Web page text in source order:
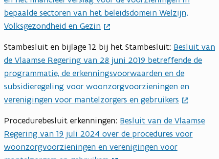
bepaalde sectoren van het beleidsdomein Welzijn,
Volksgezondheid en Gezin
Stambesluit en bijlage 12 bij het Stambesluit: Besluit van
de Vlaamse Regering van 28 juni 2019 betreffende de
programmatie, de erkenningsvoorwaarden en de
subsidieregeling voor woonzorgvoorzieningen en
verenigingen voor mantelzorgers en gebruikers
Procedurebesluit erkenningen: Besluit van de Vlaamse
Regering van 19 juli 2024 over de procedures voor
woonzorgvoorzieningen en verenigingen voor